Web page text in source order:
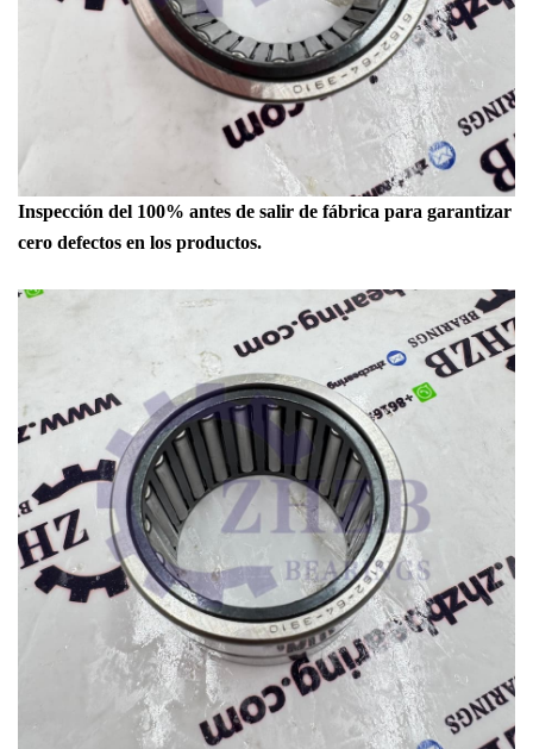
Inspección del 100% antes de salir de fábrica para garantizar
cero defectos en los productos.